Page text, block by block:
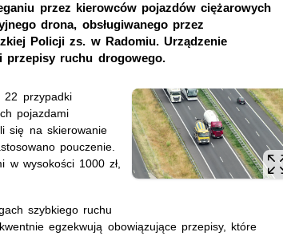
przez kierowców pojazdów ciężarowych
drona, obsługiwanego przez
Policji zs. w Radomiu. Urządzenie
przepisy ruchu drogowego.
22 przypadki
pojazdami
się na skierowanie
pouczenie.
w wysokości 1000 zł,
szybkiego ruchu
egzekwują obowiązujące przepisy, które